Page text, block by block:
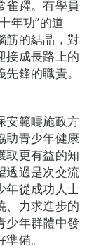
雀躍。有學員
年功”的道
筋的結晶，對
接成長路上的
鋒的職責。
安範疇施政方
助青少年健康
取更有益的知
透過是次交流
年從成功人士
、力求進步的
少年群體中發
備。